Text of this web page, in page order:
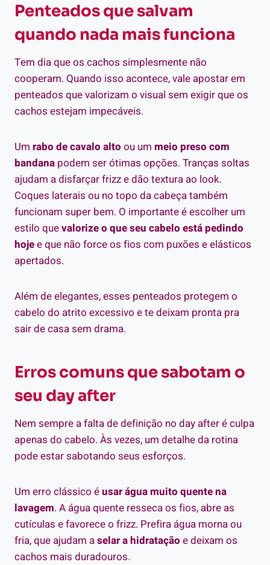
Penteados que salvam
quando nada mais funciona
Tem dia que os cachos simplesmente não
cooperam. Quando isso acontece, vale apostar em
penteados que valorizam o visual sem exigir que os
cachos estejam impecáveis.
Um rabo de cavalo alto ou um meio preso com
bandana podem ser ótimas opções. Tranças soltas
ajudam a disfarçar frizz e dão textura ao look.
Coques laterais ou no topo da cabeça também
funcionam super bem. O importante é escolher um
estilo quevalorize o que seu cabelo está pedindo
hojee que não force os fios com puxões e elásticos
apertados.
Além de elegantes, esses penteados protegem o
cabelo do atrito excessivo e te deixam pronta pra
sair de casa sem drama.
Erros comuns que sabotam o
seu day after
Nem sempre a falta de definição no day after é culpa
apenas do cabelo. Às vezes, um detalhe da rotina
pode estar sabotando seus esforços.
Um erro clássico éusar água muito quente na
lavagem. A água quente resseca os fios, abre as
cutículas e favorece o frizz. Prefira água morna ou
fria, que ajudam aselar a hidratação e deixam os
cachos mais duradouros.